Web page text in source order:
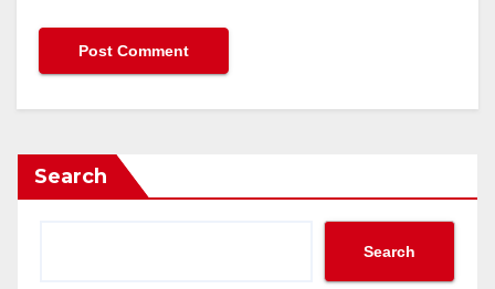
Search
Search